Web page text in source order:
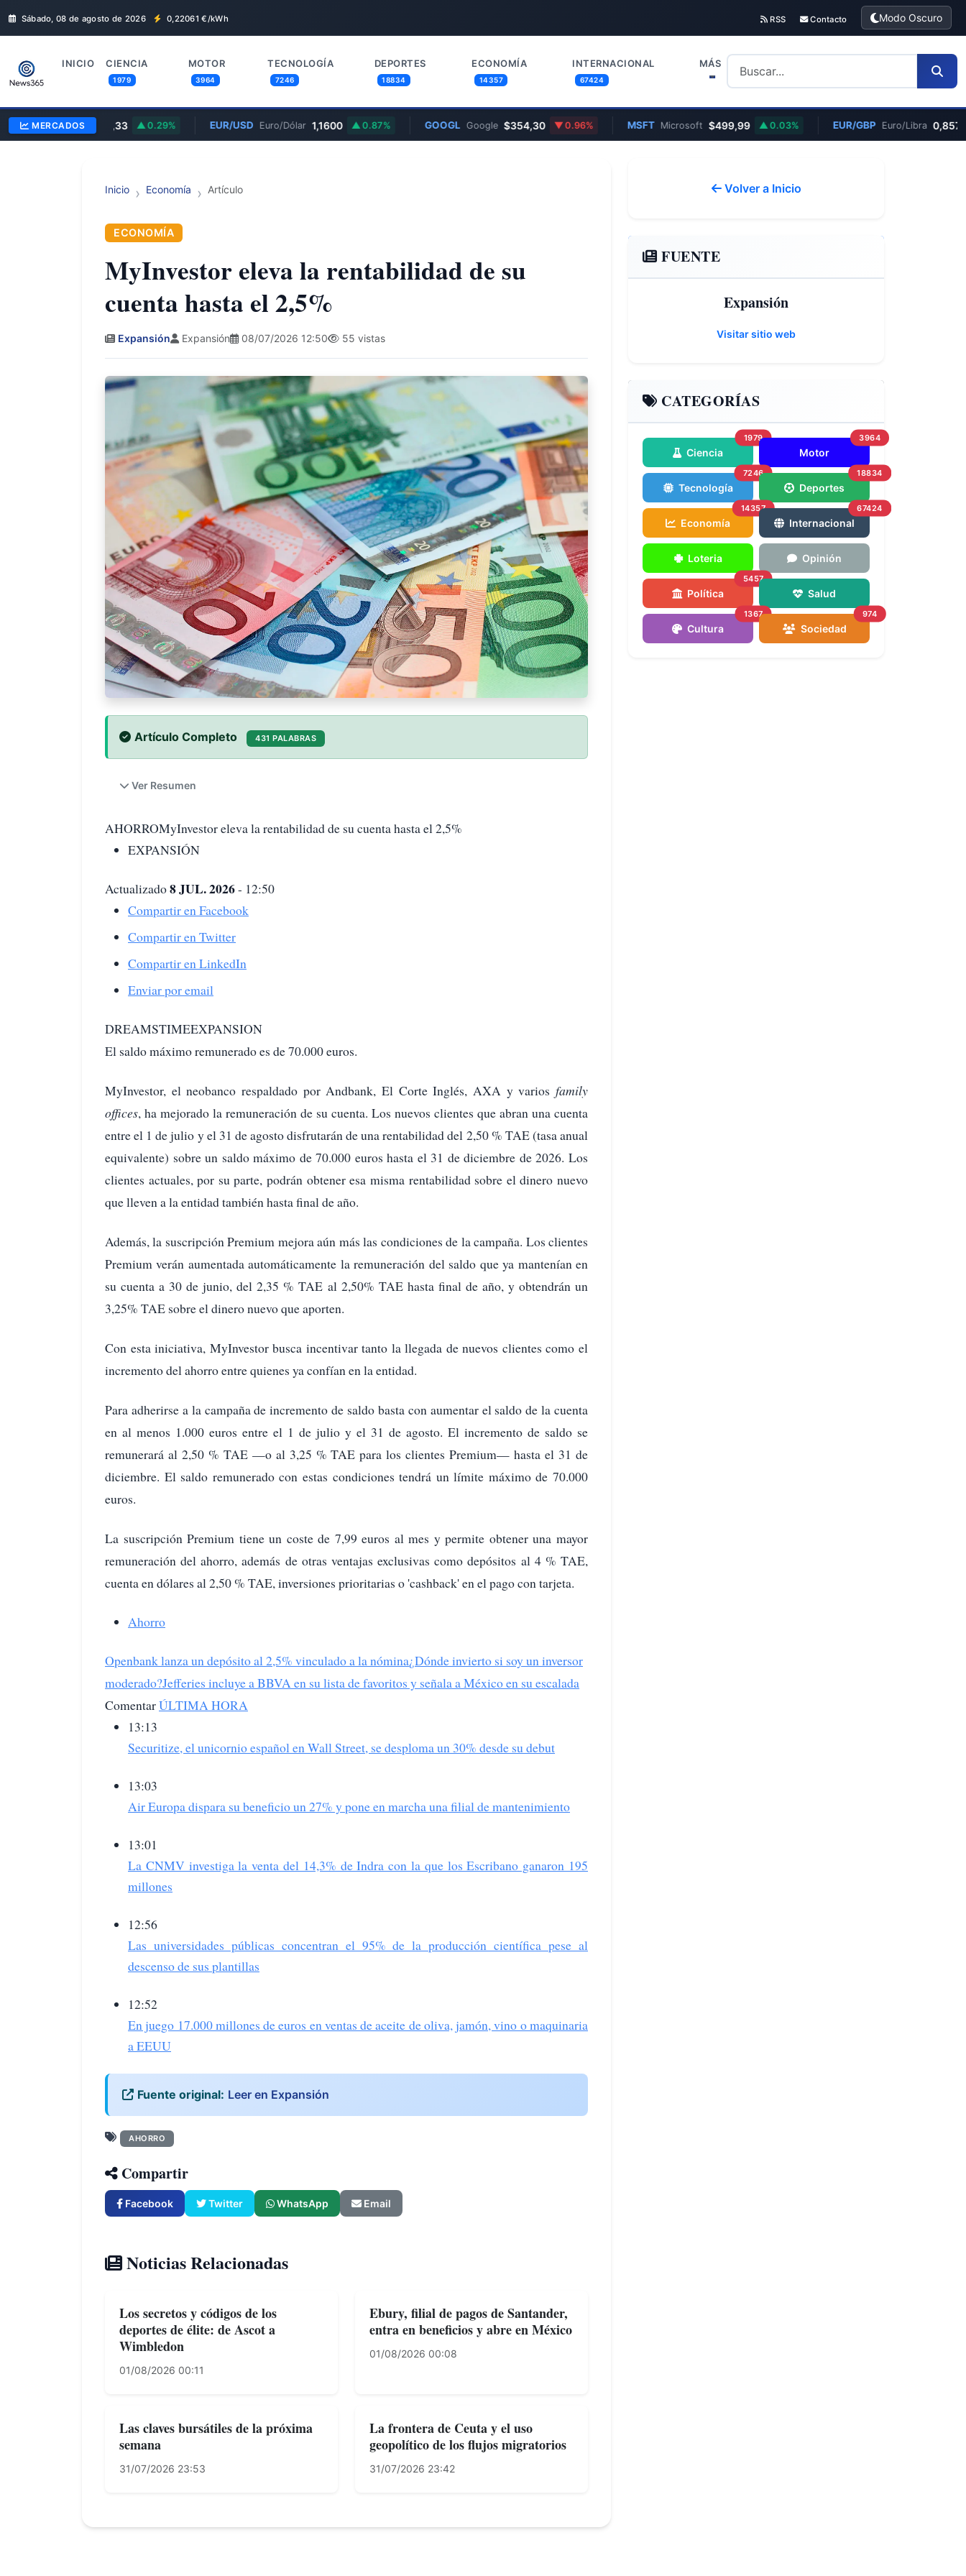
Sábado, 08 de agosto de 2026 0,22061 €/kWh RSS Contacto Modo Oscuro
INICIO CIENCIA
1979
MOTOR
3964
TECNOLOGÍA
7246
DEPORTES
18834
ECONOMÍA
14357
INTERNACIONAL
67424
MÁS
MERCADOS
AAPL Apple $313,33 0.29% EUR/USD Euro/Dólar 1,1600 0.87% GOOGL Google $354,30 0.96% MSFT Microsoft $499,99 0.03% EUR/GBP Euro/Libra 0,8570 —
Inicio Economía Artículo
ECONOMÍA
MyInvestor eleva la rentabilidad de su
cuenta hasta el 2,5%
Expansión Expansión 08/07/2026 12:50 55 vistas
Artículo Completo 431 PALABRAS
Ver Resumen
AHORROMyInvestor eleva la rentabilidad de su cuenta hasta el 2,5%
EXPANSIÓN
Actualizado8 JUL. 2026- 12:50
Compartir en Facebook
Compartir en Twitter
Compartir en LinkedIn
Enviar por email
DREAMSTIMEEXPANSION
El saldo máximo remunerado es de 70.000 euros.
MyInvestor, el neobanco respaldado por Andbank, El Corte Inglés, AXA y varios family
offices, ha mejorado la remuneración de su cuenta. Los nuevos clientes que abran una cuenta
entre el 1 de julio y el 31 de agosto disfrutarán de una rentabilidad del 2,50 % TAE (tasa anual
equivalente) sobre un saldo máximo de 70.000 euros hasta el 31 de diciembre de 2026. Los
clientes actuales, por su parte, podrán obtener esa misma rentabilidad sobre el dinero nuevo
que lleven a la entidad también hasta final de año.
Además, la suscripción Premium mejora aún más las condiciones de la campaña. Los clientes
Premium verán aumentada automáticamente la remuneración del saldo que ya mantenían en
su cuenta a 30 de junio, del 2,35 % TAE al 2,50% TAE hasta final de año, y obtendrán un
3,25% TAE sobre el dinero nuevo que aporten.
Con esta iniciativa, MyInvestor busca incentivar tanto la llegada de nuevos clientes como el
incremento del ahorro entre quienes ya confían en la entidad.
Para adherirse a la campaña de incremento de saldo basta con aumentar el saldo de la cuenta
en al menos 1.000 euros entre el 1 de julio y el 31 de agosto. El incremento de saldo se
remunerará al 2,50 % TAE —o al 3,25 % TAE para los clientes Premium— hasta el 31 de
diciembre. El saldo remunerado con estas condiciones tendrá un límite máximo de 70.000
euros.
La suscripción Premium tiene un coste de 7,99 euros al mes y permite obtener una mayor
remuneración del ahorro, además de otras ventajas exclusivas como depósitos al 4 % TAE,
cuenta en dólares al 2,50 % TAE, inversiones prioritarias o 'cashback' en el pago con tarjeta.
Ahorro
Openbank lanza un depósito al 2,5% vinculado a la nómina¿Dónde invierto si soy un inversor
moderado?Jefferies incluye a BBVA en su lista de favoritos y señala a México en su escalada
ComentarÚLTIMA HORA
13:13
Securitize, el unicornio español en Wall Street, se desploma un 30% desde su debut
13:03
Air Europa dispara su beneficio un 27% y pone en marcha una filial de mantenimiento
13:01
La CNMV investiga la venta del 14,3% de Indra con la que los Escribano ganaron 195
millones
12:56
Las universidades públicas concentran el 95% de la producción científica pese al
descenso de sus plantillas
12:52
En juego 17.000 millones de euros en ventas de aceite de oliva, jamón, vino o maquinaria
a EEUU
Fuente original: Leer en Expansión
AHORRO
Compartir
Facebook Twitter WhatsApp Email
Noticias Relacionadas
Los secretos y códigos de los
deportes de élite: de Ascot a
Wimbledon
01/08/2026 00:11
Ebury, filial de pagos de Santander,
entra en beneficios y abre en México
01/08/2026 00:08
Las claves bursátiles de la próxima
semana
31/07/2026 23:53
La frontera de Ceuta y el uso
geopolítico de los flujos migratorios
31/07/2026 23:42
Volver a Inicio
FUENTE
Expansión
Visitar sitio web
CATEGORÍAS
Ciencia
1979
Motor
3964
Tecnología
7246
Deportes
18834
Economía
14357
Internacional
67424
Loteria Opinión
Política
5457
Salud
Cultura
1367
Sociedad
974